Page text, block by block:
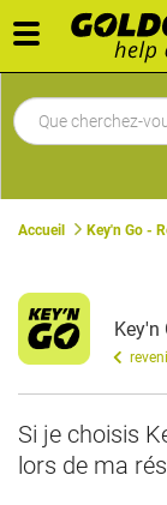
Toggle
navigation
Accueil Key'n Go -
Key'n
Si je choisis
lors de ma